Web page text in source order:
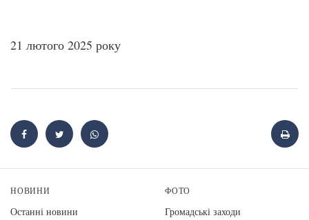
21 лютого 2025 року
НОВИНИ
Останні новини
ФОТО
Громадські заходи